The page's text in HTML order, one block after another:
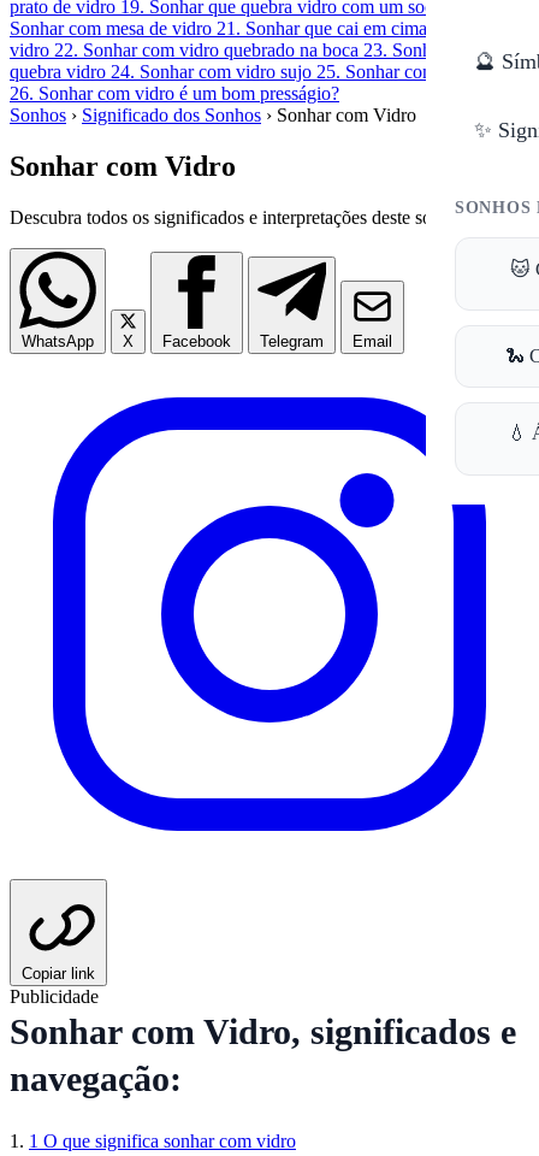
🔮
✨
SONHOS
🐱
🐍
💧
prato de vidro 19. Sonhar que quebra vidro com um soco
Sonhar com mesa de vidro 21. Sonhar que cai em cima de cacos de
vidro 22. Sonhar com vidro quebrado na boca 23. Sonhar que
quebra vidro 24. Sonhar com vidro sujo 25. Sonhar com vidro limpo
26. Sonhar com vidro é um bom presságio?
Sonhos › Significado dos Sonhos › Sonhar com Vidro
Sonhar com Vidro
Descubra todos os significados e interpretações deste sonho.
WhatsApp X Facebook Telegram Email
Copiar link
Publicidade
Sonhar com Vidro, significados e
navegação:
1 O que significa sonhar com vidro